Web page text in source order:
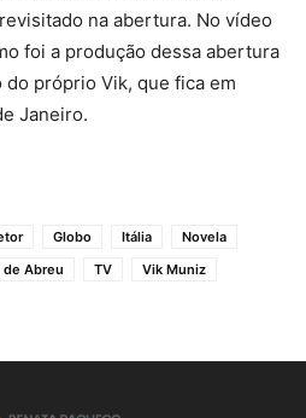
na abertura. No vídeo
foi a produção dessa abertura
próprio Vik, que fica em
Janeiro.
Globo Itália
Novela
de Abreu TV Vik Muniz